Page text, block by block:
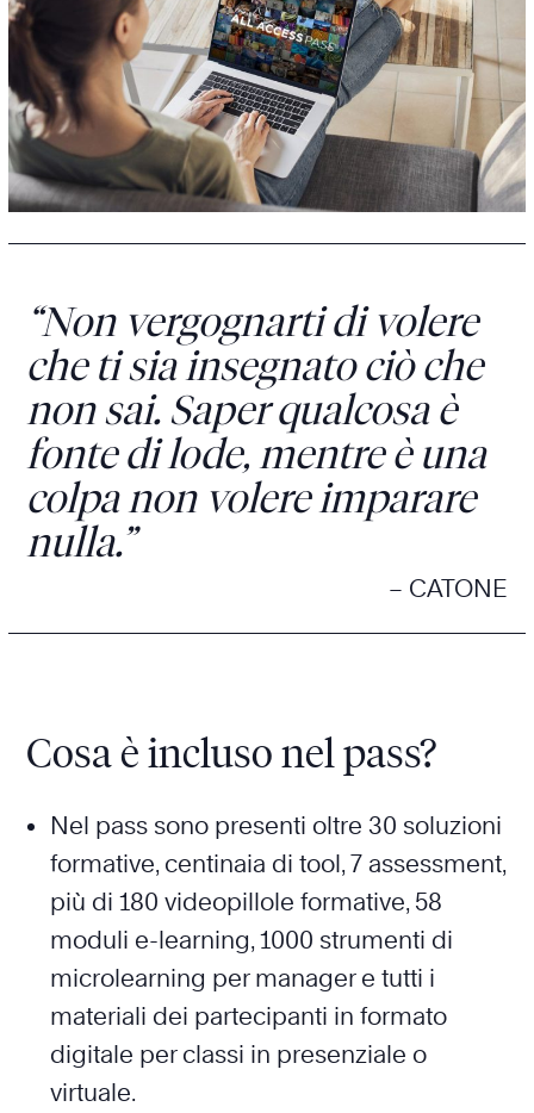
“Non vergognarti di volere
che ti sia insegnato ciò che
non sai. Saper qualcosa è
fonte di lode, mentre è una
colpa non volere imparare
nulla.”
– CATONE
Cosa è incluso nel pass?
Nel pass sono presenti oltre 30 soluzioni
formative, centinaia di tool, 7 assessment,
più di 180 videopillole formative, 58
moduli e-learning, 1000 strumenti di
microlearning per manager e tutti i
materiali dei partecipanti in formato
digitale per classi in presenziale o
virtuale.